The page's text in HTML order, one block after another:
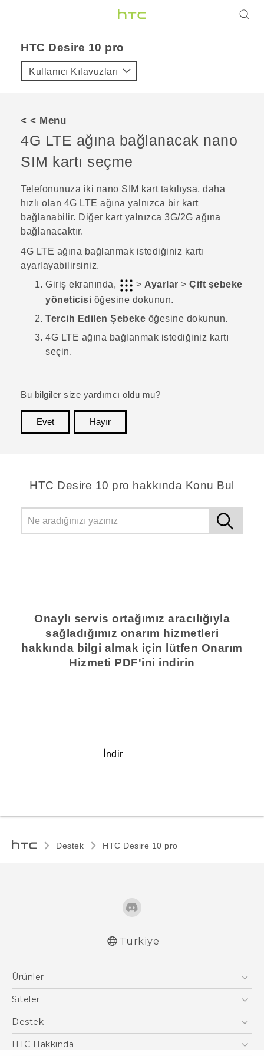
VIVE
VIVERSE
DESTEK
HTC Desire 10 pro‎
Kullanıcı Kılavuzları
< < Menu
4G LTE ağına bağlanacak nano
SIM kartı seçme
Telefonunuza iki nano SIM kart takılıysa, daha
hızlı olan 4G LTE ağına yalnızca bir kart
bağlanabilir. Diğer kart yalnızca 3G/2G ağına
bağlanacaktır.
4G LTE ağına bağlanmak istediğiniz kartı
ayarlayabilirsiniz.
Giriş ekranında, > Ayarlar > Çift şebeke
yöneticisi öğesine dokunun.
Tercih Edilen Şebeke öğesine dokunun.
4G LTE ağına bağlanmak istediğiniz kartı
seçin.
Bu bilgiler size yardımcı oldu mu?
Evet
Hayır
HTC Desire 10 pro hakkında Konu Bul
Onaylı servis ortağımız aracılığıyla
sağladığımız onarım hizmetleri
hakkında bilgi almak için lütfen Onarım
Hizmeti PDF'ini indirin
İndir
Destek HTC Desire 10 pro‎
Türkiye
Ürünler
Akıllı Telefonlar
VIVE
Siteler
HTC Dev
Destek
Destek Merkezi
HTC Hakkinda